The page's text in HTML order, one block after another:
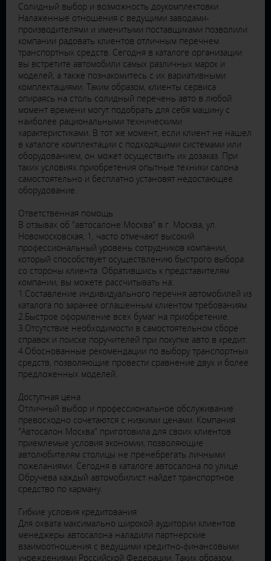
Солидный выбор и возможность доукомплектовки
Налаженные отношения с ведущими заводами-
производителями и именитыми поставщиками позволили
компании радовать клиентов отличным перечнем
транспортных средств. Сегодня в каталоге организации
вы встретите автомобили самых различных марок и
моделей, а также познакомитесь с их вариативными
комплектациями. Таким образом, клиенты сервиса
опираясь на столь солидный перечень авто в любой
момент времени могут подобрать для себя машину с
наиболее рациональными техническими
характеристиками. В тот же момент, если клиент не нашел
в каталоге комплектации с подходящими системами или
оборудованием, он может осуществить их дозаказ. При
таких условиях приобретения опытные техники салона
самостоятельно и бесплатно установят недостающее
оборудование.
Ответственная помощь
В отзывах об "автосалоне Москва" в г. Москва, ул.
Новомосковская, 1, часто отмечают высокий
профессиональный уровень сотрудников компании,
который способствует осуществлению быстрого выбора
со стороны клиента. Обратившись к представителям
компании, вы можете рассчитывать на:
1.Составление индивидуального перечня автомобилей из
каталога по заранее оглашенным клиентом требованиям.
2.Быстрое оформление всех бумаг на приобретение.
3.Отсутствие необходимости в самостоятельном сборе
справок и поиске поручителей при покупке авто в кредит.
4.Обоснованные рекомендации по выбору транспортных
средств, позволяющие провести сравнение двух и более
предложенных моделей.
Доступная цена
Отличный выбор и профессиональное обслуживание
превосходно сочетаются с низкими ценами. Компания
"Автосалон Москва" приготовила для своих клиентов
приемлемые условия экономии, позволяющие
автолюбителям столицы не пренебрегать личными
пожеланиями. Сегодня в каталоге автосалона по улице
Обручева каждый автомобилист найдет транспортное
средство по карману.
Гибкие условия кредитования
Для охвата максимально широкой аудитории клиентов
менеджеры автосалона наладили партнерские
взаимоотношения с ведущими кредитно-финансовыми
учреждениями Российской Федерации. Таких образом,